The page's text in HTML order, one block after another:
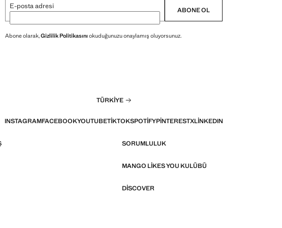
E-posta adresi ABONE OL
Abone olarak,Gizlilik Politikasını okuduğunuzu onaylamış oluyorsunuz.
TÜRKIYE
INSTAGRAMFACEBOOKYOUTUBETIKTOKSPOTIFYPINTERESTXLINKEDIN
SORUMLULUK
MANGO LIKES YOU KULÜBÜ
DISCOVER